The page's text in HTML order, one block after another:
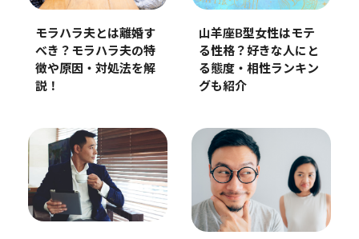
モラハラ夫とは離婚す
べき？モラハラ夫の特
徴や原因・対処法を解
説！
山羊座B型女性はモテ
る性格？好きな人にと
る態度・相性ランキン
グも紹介